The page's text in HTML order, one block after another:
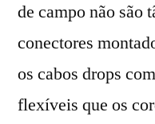
de campo não são
conectores
os cabos drops
flexíveis que os